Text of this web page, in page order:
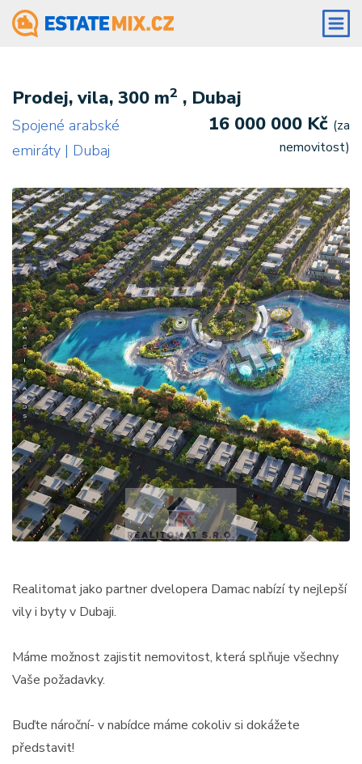
Prodej, vila, 300 m2 , Dubaj
Spojené arabské
emiráty | Dubaj
16 000 000 Kč (za
nemovitost)
Realitomat jako partner dvelopera Damac nabízí ty nejlepší
vily i byty v Dubaji.
Máme možnost zajistit nemovitost, která splňuje všechny
Vaše požadavky.
Buďte nároční- v nabídce máme cokoliv si dokážete
představit!